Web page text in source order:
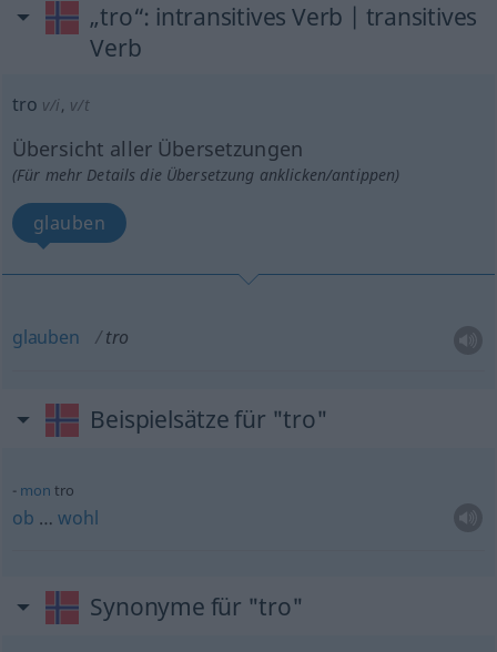
„tro“: intransitives Verb | transitives
Verb
tro v/i, v/t
Übersicht aller Übersetzungen
(Für mehr Details die Übersetzung anklicken/antippen)
glauben
glauben tro
Beispielsätze für "tro"
mon tro
ob …wohl
Synonyme für "tro"